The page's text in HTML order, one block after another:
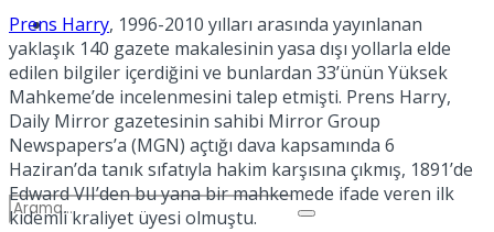
Podcast
Prens Harry, 1996-2010 yılları arasında yayınlanan
yaklaşık 140 gazete makalesinin yasa dışı yollarla elde
edilen bilgiler içerdiğini ve bunlardan 33’ünün Yüksek
Mahkeme’de incelenmesini talep etmişti. Prens Harry,
Daily Mirror gazetesinin sahibi Mirror Group
Newspapers’a (MGN) açtığı dava kapsamında 6
Haziran’da tanık sıfatıyla hakim karşısına çıkmış, 1891’de
Edward VII’den bu yana bir mahkemede ifade veren ilk
kıdemli kraliyet üyesi olmuştu.